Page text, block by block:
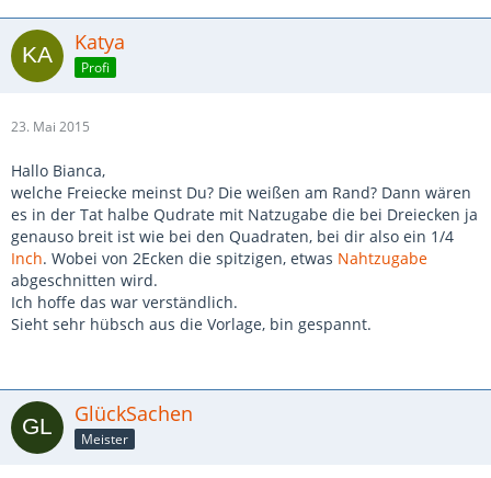
Katya
Profi
23. Mai 2015
Hallo Bianca,
welche Freiecke meinst Du? Die weißen am Rand? Dann wären
es in der Tat halbe Qudrate mit Natzugabe die bei Dreiecken ja
genauso breit ist wie bei den Quadraten, bei dir also ein 1/4
Inch. Wobei von 2Ecken die spitzigen, etwas Nahtzugabe
abgeschnitten wird.
Ich hoffe das war verständlich.
Sieht sehr hübsch aus die Vorlage, bin gespannt.
GlückSachen
Meister